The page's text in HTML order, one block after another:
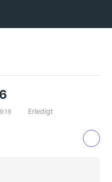
Erledigt